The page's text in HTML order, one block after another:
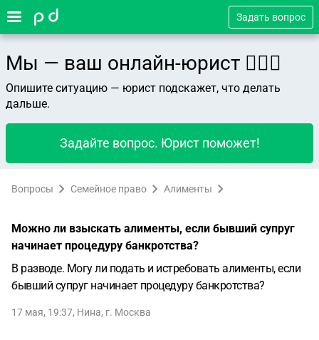
Задать вопрос
Мы — ваш онлайн-юрист 👨🏻‍⚖️
Опишите ситуацию — юрист подскажет, что делать
дальше.
Задайте вопрос. Юрист поможет!
Вопросы Семейное право Алименты
Можно ли взыскать алименты, если бывший супруг
начинает процедуру банкротства?
В разводе. Могу ли подать и истребовать алименты, если
бывший супруг начинает процедуру банкротства?
17 мая, 19:37, Нина, г. Москва